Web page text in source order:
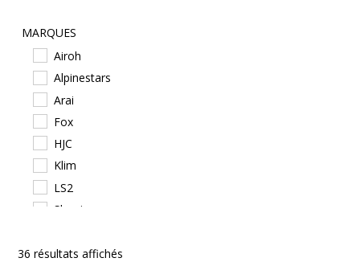
MARQUES
Airoh
Alpinestars
Arai
Fox
HJC
Klim
LS2
Shoei
36 résultats affichés